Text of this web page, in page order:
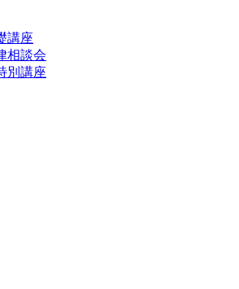
講座
相談会
別講座